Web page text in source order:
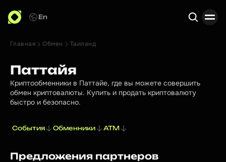
En
Главная Обмен Таиланд
Паттайя
Криптообменники в Паттайе, где вы можете совершить
обмен криптовалюты. Купить и продать криптовалюту
быстро и безопасно.
События Обменники ATM
Предложения партнеров